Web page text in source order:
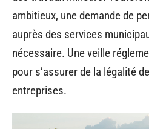
ambitieux, une demande de
auprès des services
nécessaire. Une veille
pour s’assurer de la légalité
entreprises.